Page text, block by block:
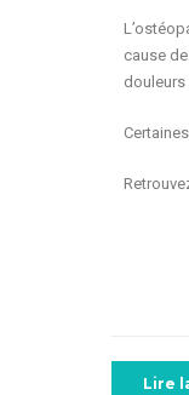
cause
douleurs
Lire